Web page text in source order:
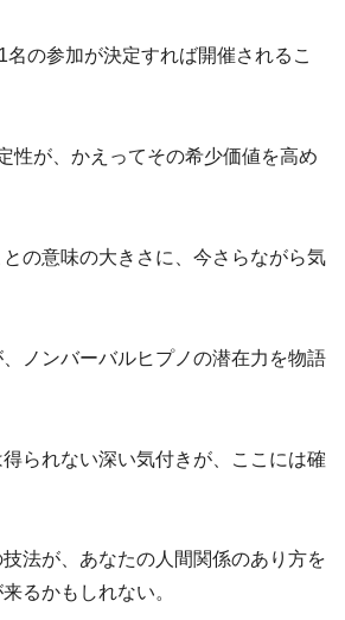
の参加が決定すれば開催されるこ
性が、かえってその希少価値を高め
との意味の大きさに、今さらながら気
ノンバーバルヒプノの潜在力を物語
られない深い気付きが、ここには確
法が、あなたの人間関係のあり方を
るかもしれない。